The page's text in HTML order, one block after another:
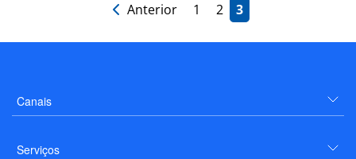
Anterior 1 2 3
Canais
Serviços